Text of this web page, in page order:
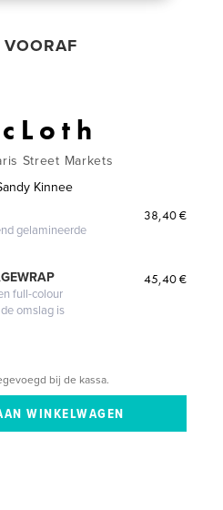
L o t h
Street Markets
Kinnee
gelamineerde
38,40 €
full-colour
omslag is
45,40 €
bij de kassa.